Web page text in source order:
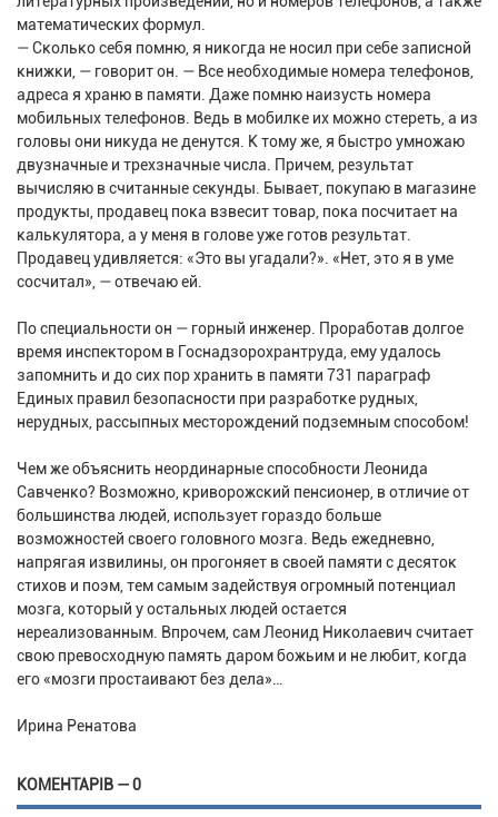
математических формул.
— Сколько себя помню, я никогда не носил при себе записной
книжки, — говорит он. — Все необходимые номера телефонов,
адреса я храню в памяти. Даже помню наизусть номера
мобильных телефонов. Ведь в мобилке их можно стереть, а из
головы они никуда не денутся. К тому же, я быстро умножаю
двузначные и трехзначные числа. Причем, результат
вычисляю в считанные секунды. Бывает, покупаю в магазине
продукты, продавец пока взвесит товар, пока посчитает на
калькулятора, а у меня в голове уже готов результат.
Продавец удивляется: «Это вы угадали?». «Нет, это я в уме
сосчитал», — отвечаю ей.
По специальности он — горный инженер. Проработав долгое
время инспектором в Госнадзорохрантруда, ему удалось
запомнить и до сих пор хранить в памяти 731 параграф
Единых правил безопасности при разработке рудных,
нерудных, рассыпных месторождений подземным способом!
Чем же объяснить неординарные способности Леонида
Савченко? Возможно, криворожский пенсионер, в отличие от
большинства людей, использует гораздо больше
возможностей своего головного мозга. Ведь ежедневно,
напрягая извилины, он прогоняет в своей памяти с десяток
стихов и поэм, тем самым задействуя огромный потенциал
мозга, который у остальных людей остается
нереализованным. Впрочем, сам Леонид Николаевич считает
свою превосходную память даром божьим и не любит, когда
его «мозги простаивают без дела»…
Ирина Ренатова
КОМЕНТАРІВ — 0